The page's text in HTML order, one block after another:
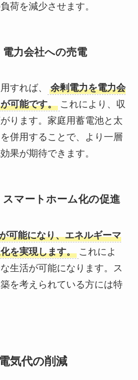
荷を減少させます。
力会社への売電
すれば、
余剰電力を電力会
可能です。 これにより、収
ります。家庭用蓄電池と太
併用することで、より一層
果が期待できます。
マートホーム化の促進
可能になり、エネルギーマ
を実現します。 これによ
生活が可能になります。ス
を考えられている方には特
気代の削減